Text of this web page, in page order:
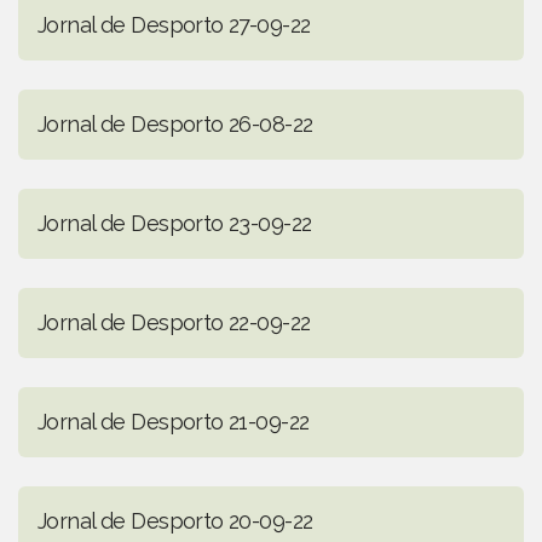
Jornal de Desporto 27-09-22
Jornal de Desporto 26-08-22
Jornal de Desporto 23-09-22
Jornal de Desporto 22-09-22
Jornal de Desporto 21-09-22
Jornal de Desporto 20-09-22